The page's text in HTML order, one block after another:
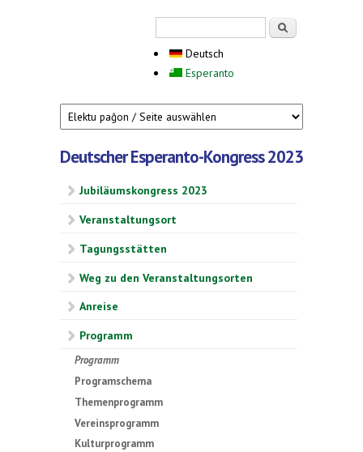
Deutsch
Esperanto
Deutscher Esperanto-Kongress 2023
Jubiläumskongress 2023
Veranstaltungsort
Tagungsstätten
Weg zu den Veranstaltungsorten
Anreise
Programm
Programm
Programschema
Themenprogramm
Vereinsprogramm
Kulturprogramm